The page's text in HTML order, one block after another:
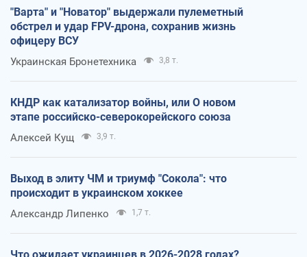
"Варта" и "Новатор" выдержали пулеметный
обстрел и удар FPV-дрона, сохранив жизнь
офицеру ВСУ
Украинская Бронетехника 3,8 т.
КНДР как катализатор войны, или О новом
этапе российско-северокорейского союза
Алексей Кущ 3,9 т.
Выход в элиту ЧМ и триумф "Сокола": что
происходит в украинском хоккее
Александр Липенко 1,7 т.
Что ожидает украинцев в 2026-2028 годах?